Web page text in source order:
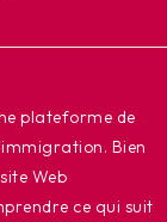
plateforme de
Bien
Web
ce qui suit